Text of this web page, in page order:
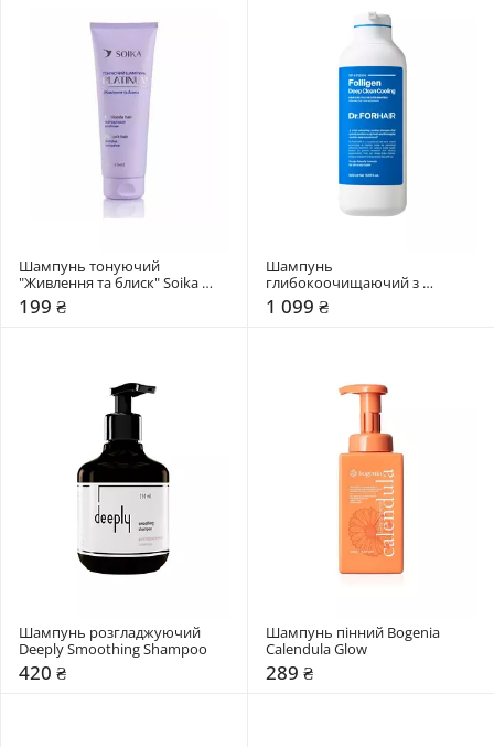
Шампунь тонуючий
"Живлення та блиск" Soika
Platinum
199 ₴
Шампунь
глибокоочищаючий з
ефектом охолодження
Dr.FORHAIR Folligen Deep Clean
1 099 ₴
Шампунь розгладжуючий
Deeply Smoothing Shampoo
420 ₴
Шампунь пінний Bogenia
Calendula Glow
289 ₴